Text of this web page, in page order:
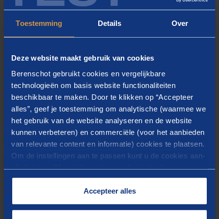
Toestemming Details Over
Deze website maakt gebruik van cookies
Berenschot gebruikt cookies en vergelijkbare
technologieën om basis website functionaliteiten
beschikbaar te maken. Door te klikken op “Accepteer
alles”, geef je toestemming om analytische (waarmee we
het gebruik van de website analyseren en de website
kunnen verbeteren) en commerciële (voor het aanbieden
van relevante content en informatie) cookies te plaatsen.
Om de instellingen aan te passen kunt u de cookies aan-
cookies op onze website treft u in onze
Accepteer alles
Werkvelden
Gemeentekas
Gemeenten worden voortdurend geconfronteerd met
ontwikkelingen die om nieuw beleid vragen.
Daarnaast moeten zij omgaan met grote fluctuaties in
de inkomsten vanuit het Rijk. Hoe houdt u de
Thema